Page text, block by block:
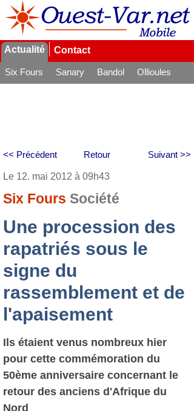
Actualité Contact
Six Fours Sanary Bandol
Ollioules
Retour
<< Précédent Suivant >>
Le 12. mai 2012 à 09h43
Six Fours Société
Une procession des
rapatriés sous le
signe du
rassemblement et de
l'apaisement
Ils étaient venus nombreux hier
pour cette commémoration du
50ème anniversaire concernant le
retour des anciens d'Afrique du
Nord